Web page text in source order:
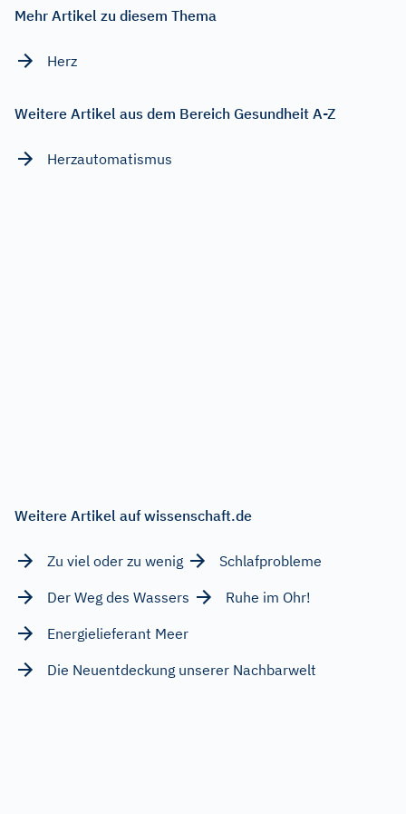
Mehr Artikel zu diesem Thema
Herz
Weitere Artikel aus dem Bereich Gesundheit A-Z
Herzautomatismus
Weitere Artikel auf wissenschaft.de
Zu viel oder zu wenig
Schlafprobleme
Der Weg des Wassers
Ruhe im Ohr!
Energielieferant Meer
Die Neuentdeckung unserer Nachbarwelt